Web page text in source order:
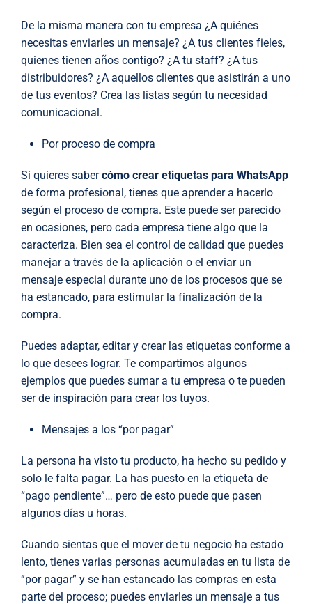
De la misma manera con tu empresa ¿A quiénes
necesitas enviarles un mensaje? ¿A tus clientes fieles,
quienes tienen años contigo? ¿A tu staff? ¿A tus
distribuidores? ¿A aquellos clientes que asistirán a uno
de tus eventos? Crea las listas según tu necesidad
comunicacional.
Por proceso de compra
Si quieres sabercómo crear etiquetas para WhatsApp
de forma profesional, tienes que aprender a hacerlo
según el proceso de compra. Este puede ser parecido
en ocasiones, pero cada empresa tiene algo que la
caracteriza. Bien sea el control de calidad que puedes
manejar a través de la aplicación o el enviar un
mensaje especial durante uno de los procesos que se
ha estancado, para estimular la finalización de la
compra.
Puedes adaptar, editar y crear las etiquetas conforme a
lo que desees lograr. Te compartimos algunos
ejemplos que puedes sumar a tu empresa o te pueden
ser de inspiración para crear los tuyos.
Mensajes a los “por pagar”
La persona ha visto tu producto, ha hecho su pedido y
solo le falta pagar. La has puesto en la etiqueta de
“pago pendiente”… pero de esto puede que pasen
algunos días u horas.
Cuando sientas que el mover de tu negocio ha estado
lento, tienes varias personas acumuladas en tu lista de
“por pagar” y se han estancado las compras en esta
parte del proceso; puedes enviarles un mensaje a tus